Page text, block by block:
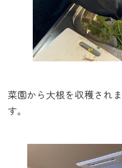
菜園から大根を収穫され
す。